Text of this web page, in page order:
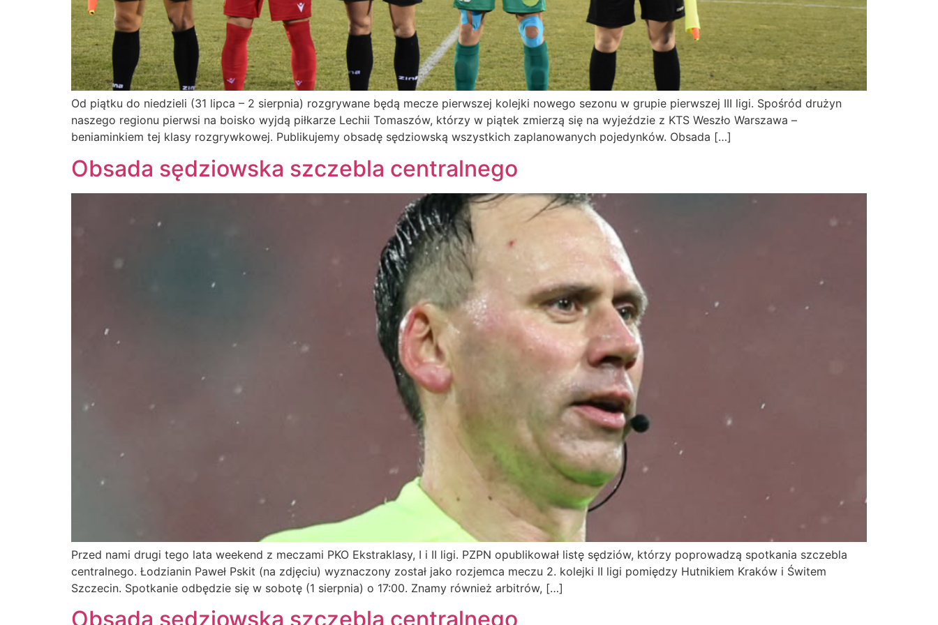
Od piątku do niedzieli (31 lipca – 2 sierpnia) rozgrywane będą mecze pierwszej kolejki nowego sezonu w grupie pierwszej III ligi. Spośród drużyn
naszego regionu pierwsi na boisko wyjdą piłkarze Lechii Tomaszów, którzy w piątek zmierzą się na wyjeździe z KTS Weszło Warszawa –
beniaminkiem tej klasy rozgrywkowej. Publikujemy obsadę sędziowską wszystkich zaplanowanych pojedynków. Obsada […]
Obsada sędziowska szczebla centralnego
Przed nami drugi tego lata weekend z meczami PKO Ekstraklasy, I i II ligi. PZPN opublikował listę sędziów, którzy poprowadzą spotkania szczebla
centralnego. Łodzianin Paweł Pskit (na zdjęciu) wyznaczony został jako rozjemca meczu 2. kolejki II ligi pomiędzy Hutnikiem Kraków i Świtem
Szczecin. Spotkanie odbędzie się w sobotę (1 sierpnia) o 17:00. Znamy również arbitrów, […]
Obsada sędziowska szczebla centralnego